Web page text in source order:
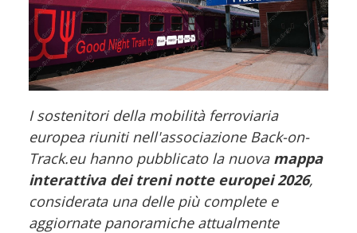
I sostenitori della mobilità ferroviaria
europea riuniti nell'associazione Back-on-
Track.eu hanno pubblicato la nuova mappa
interattiva dei treni notte europei 2026,
considerata una delle più complete e
aggiornate panoramiche attualmente